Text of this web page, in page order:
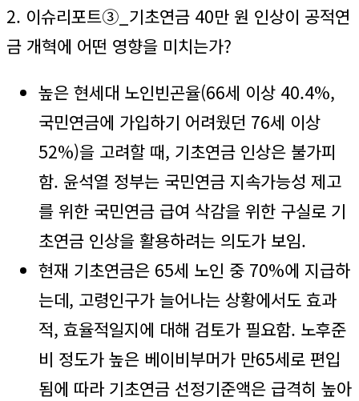
2. 이슈리포트③_기초연금 40만 원 인상이 공적연
금 개혁에 어떤 영향을 미치는가?
높은 현세대 노인빈곤율(66세 이상 40.4%,
국민연금에 가입하기 어려웠던 76세 이상
52%)을 고려할 때, 기초연금 인상은 불가피
함. 윤석열 정부는 국민연금 지속가능성 제고
를 위한 국민연금 급여 삭감을 위한 구실로 기
초연금 인상을 활용하려는 의도가 보임.
현재 기초연금은 65세 노인 중 70%에 지급하
는데, 고령인구가 늘어나는 상황에서도 효과
적, 효율적일지에 대해 검토가 필요함. 노후준
비 정도가 높은 베이비부머가 만65세로 편입
됨에 따라 기초연금 선정기준액은 급격히 높아